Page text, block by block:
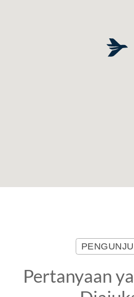
Pertanyaan